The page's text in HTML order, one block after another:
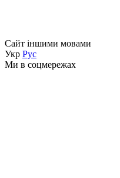
Сайт іншими мовами
Укр Рус
Ми в соцмережах